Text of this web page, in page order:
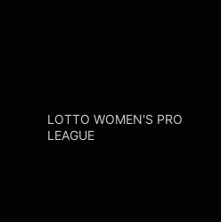
LOTTO WOMEN'S PRO
LEAGUE